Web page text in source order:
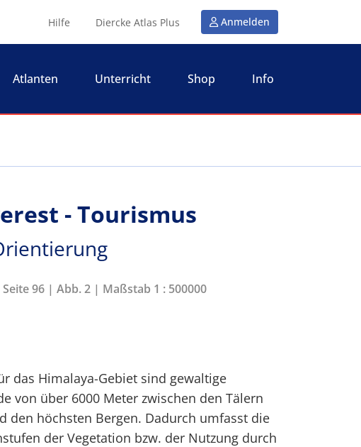
Hilfe Diercke Atlas Plus Anmelden
Atlanten Unterricht Shop Info
- Tourismus
96 | Abb. 2 | Maßstab 1 : 500000
das Himalaya-Gebiet sind gewaltige
von über 6000 Meter zwischen den Tälern
den höchsten Bergen. Dadurch umfasst die
der Vegetation bzw. der Nutzung durch